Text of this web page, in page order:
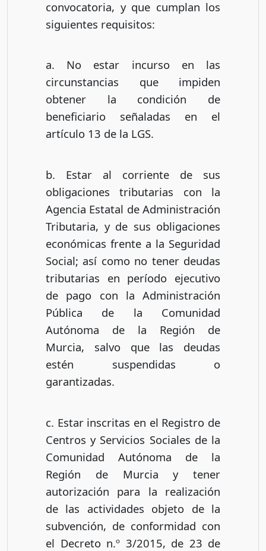
convocatoria, y que cumplan los
siguientes requisitos:
a. No estar incurso en las
circunstancias que impiden
obtener la condición de
beneficiario señaladas en el
artículo 13 de la LGS.
b. Estar al corriente de sus
obligaciones tributarias con la
Agencia Estatal de Administración
Tributaria, y de sus obligaciones
económicas frente a la Seguridad
Social; así como no tener deudas
tributarias en período ejecutivo
de pago con la Administración
Pública de la Comunidad
Autónoma de la Región de
Murcia, salvo que las deudas
estén suspendidas o
garantizadas.
c. Estar inscritas en el Registro de
Centros y Servicios Sociales de la
Comunidad Autónoma de la
Región de Murcia y tener
autorización para la realización
de las actividades objeto de la
subvención, de conformidad con
el Decreto n.º 3/2015, de 23 de